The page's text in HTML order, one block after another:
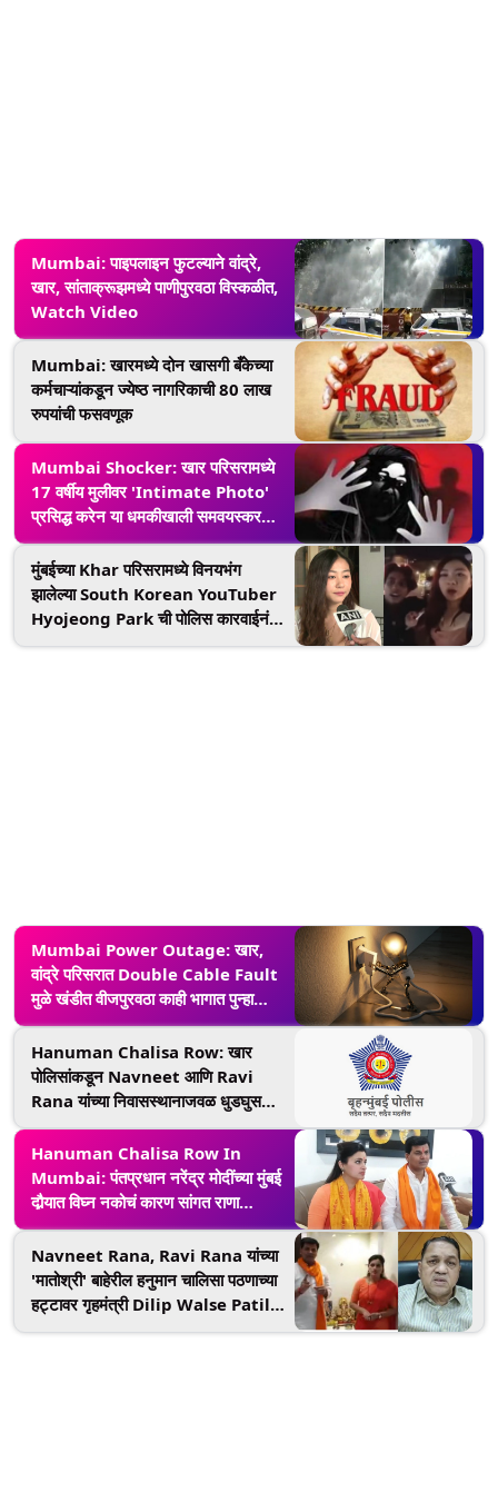
Mumbai: पाइपलाइन फुटल्याने वांद्रे,
खार, सांताक्रूझमध्ये पाणीपुरवठा विस्कळीत,
Watch Video
Mumbai: खारमध्ये दोन खासगी बँकेच्या
कर्मचाऱ्यांकडून ज्येष्ठ नागरिकाची 80 लाख
रुपयांची फसवणूक
Mumbai Shocker: खार परिसरामध्ये
17 वर्षीय मुलीवर 'Intimate Photo'
प्रसिद्ध करेन या धमकीखाली समवयस्कर
मुलाकडून अनेकदा बलात्कार; आरोपी अटकेत
मुंबईच्या Khar परिसरामध्ये विनयभंग
झालेल्या South Korean YouTuber
Hyojeong Park ची पोलिस कारवाईनंतर
Mumbai Power Outage: खार,
वांद्रे परिसरात Double Cable Fault
मुळे खंडीत वीजपुरवठा काही भागात पुन्हा
सुरळीत 3 सबस्टेशन मध्ये अद्यापही काम सुरू
Hanuman Chalisa Row: खार
पोलिसांकडून Navneet आणि Ravi
Rana यांच्या निवासस्थानाजवळ धुडघुस
घातल्याप्रकरणी 6 जणांना केली अटक;
काहींचा शोध सुरू
Hanuman Chalisa Row In
Mumbai: पंतप्रधान नरेंद्र मोदींच्या मुंबई
दौर्‍यात विघ्न नकोचं कारण सांगत राणा
दाम्पत्यांचं आंदोलन मागे; आमदार रवी राणा
यांंची घोषणा
Navneet Rana, Ravi Rana यांच्या
'मातोश्री' बाहेरील हनुमान चालिसा पठणाच्या
हट्टावर गृहमंत्री Dilip Walse Patil